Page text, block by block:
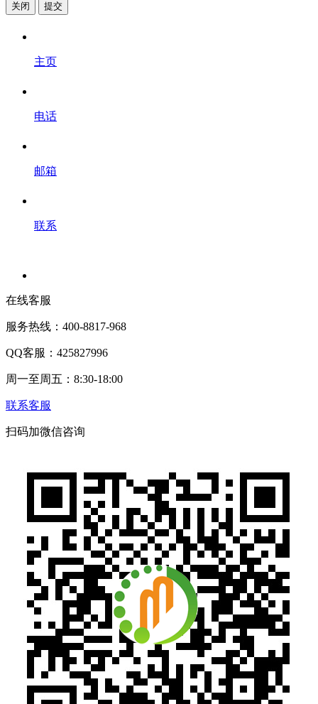
关闭 提交
主页
电话
邮箱
联系
在线客服
服务热线：400-8817-968
QQ客服：425827996
周一至周五：8:30-18:00
联系客服
扫码加微信咨询